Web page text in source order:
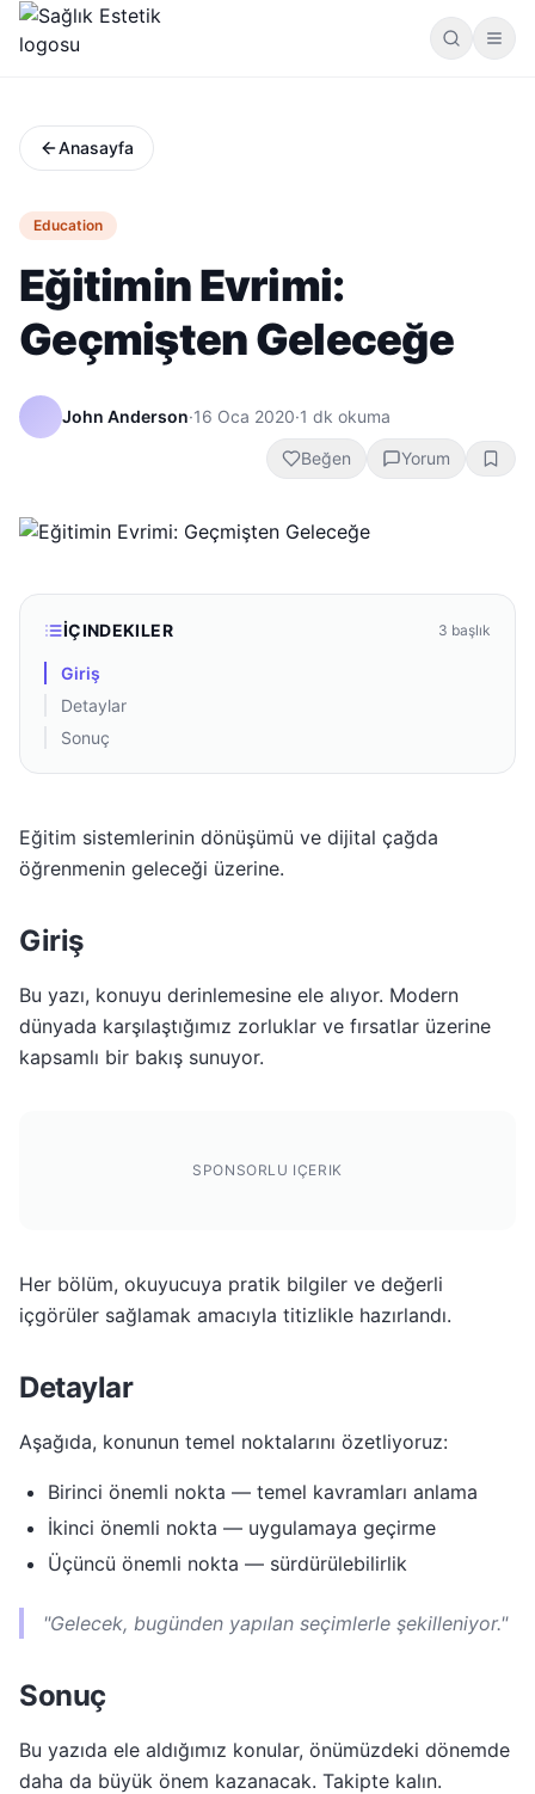
Anasayfa
Education
Eğitimin Evrimi:
Geçmişten Geleceğe
John Anderson·16 Oca 2020·1 dk okuma
Beğen Yorum
İÇINDEKILER 3 başlık
Giriş
Detaylar
Sonuç
Eğitim sistemlerinin dönüşümü ve dijital çağda
öğrenmenin geleceği üzerine.
Giriş
Bu yazı, konuyu derinlemesine ele alıyor. Modern
dünyada karşılaştığımız zorluklar ve fırsatlar üzerine
kapsamlı bir bakış sunuyor.
SPONSORLU IÇERIK
Her bölüm, okuyucuya pratik bilgiler ve değerli
içgörüler sağlamak amacıyla titizlikle hazırlandı.
Detaylar
Aşağıda, konunun temel noktalarını özetliyoruz:
Birinci önemli nokta — temel kavramları anlama
İkinci önemli nokta — uygulamaya geçirme
Üçüncü önemli nokta — sürdürülebilirlik
"Gelecek, bugünden yapılan seçimlerle şekilleniyor."
Sonuç
Bu yazıda ele aldığımız konular, önümüzdeki dönemde
daha da büyük önem kazanacak. Takipte kalın.